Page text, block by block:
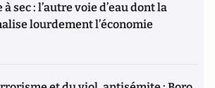
sec : l’autre voie d’eau dont la
lourdement l’économie